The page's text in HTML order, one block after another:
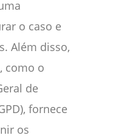
o caso e
Além disso,
como o
de
fornece
os